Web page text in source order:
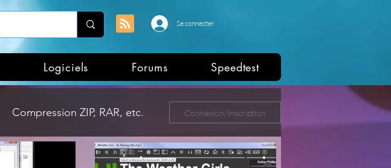
Se connecter
Logiciels Forums Speedtest
Compression ZIP, RAR, etc.
Explorateurs de fichiers
Connexion/Inscription